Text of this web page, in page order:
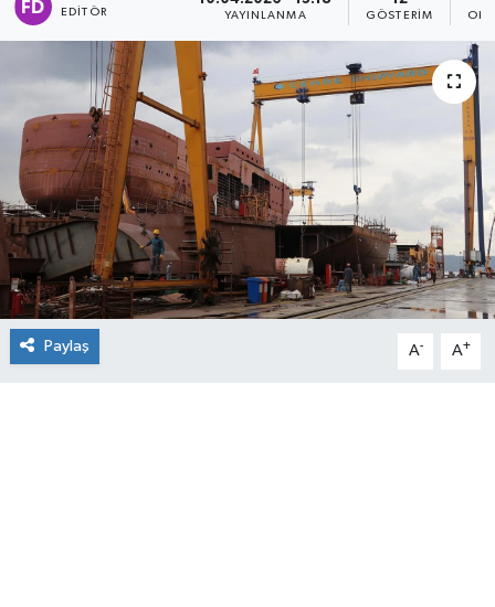
EDITÖR YAYINLANMA GÖSTERIM
Paylaş A- A+